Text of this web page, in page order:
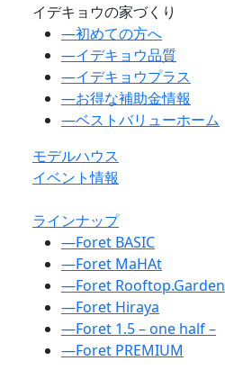
イデキョウの家づくり
―初めての方へ
―イデキョウ品質
―イデキョウプラス
―お得な補助金情報
―ベストバリューホーム
モデルハウス
イベント情報
ラインナップ
―Foret BASIC
―Foret MaHAt
―Foret Rooftop.Garden
―Foret Hiraya
―Foret 1.5 – one half –
―Foret PREMIUM